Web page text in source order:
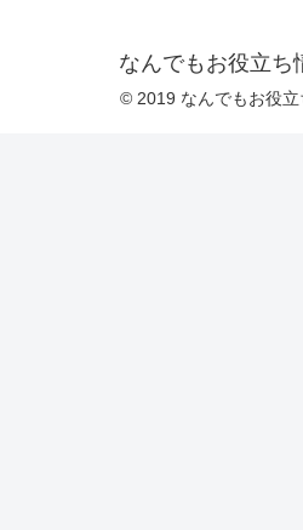
なんでもお役立ち
© 2019 なんでもお役立